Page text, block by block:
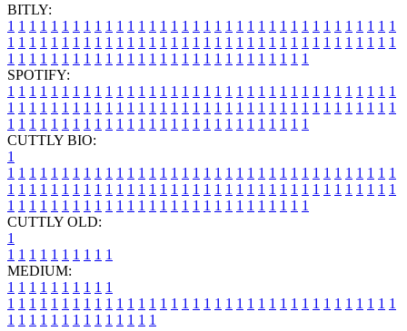
BITLY:
1 1 1 1 1 1 1 1 1 1 1 1 1 1 1 1 1 1 1 1 1 1 1 1 1 1 1 1 1 1 1 1 1 1 1 1
1 1 1 1 1 1 1 1 1 1 1 1 1 1 1 1 1 1 1 1 1 1 1 1 1 1 1 1 1 1 1 1 1 1 1 1
1 1 1 1 1 1 1 1 1 1 1 1 1 1 1 1 1 1 1 1 1 1 1 1 1 1 1 1
SPOTIFY:
1 1 1 1 1 1 1 1 1 1 1 1 1 1 1 1 1 1 1 1 1 1 1 1 1 1 1 1 1 1 1 1 1 1 1 1
1 1 1 1 1 1 1 1 1 1 1 1 1 1 1 1 1 1 1 1 1 1 1 1 1 1 1 1 1 1 1 1 1 1 1 1
1 1 1 1 1 1 1 1 1 1 1 1 1 1 1 1 1 1 1 1 1 1 1 1 1 1 1 1
CUTTLY BIO:
1
1 1 1 1 1 1 1 1 1 1 1 1 1 1 1 1 1 1 1 1 1 1 1 1 1 1 1 1 1 1 1 1 1 1 1 1
1 1 1 1 1 1 1 1 1 1 1 1 1 1 1 1 1 1 1 1 1 1 1 1 1 1 1 1 1 1 1 1 1 1 1 1
1 1 1 1 1 1 1 1 1 1 1 1 1 1 1 1 1 1 1 1 1 1 1 1 1 1 1 1
CUTTLY OLD:
1
1 1 1 1 1 1 1 1 1 1
MEDIUM:
1 1 1 1 1 1 1 1 1 1
1 1 1 1 1 1 1 1 1 1 1 1 1 1 1 1 1 1 1 1 1 1 1 1 1 1 1 1 1 1 1 1 1 1 1 1
1 1 1 1 1 1 1 1 1 1 1 1 1 1